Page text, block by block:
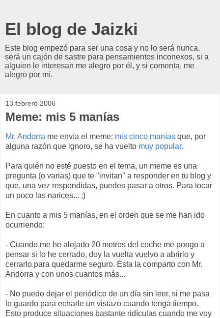
El blog de Jaizki
Este blog empezó para ser una cosa y no lo será nunca,
será un cajón de sastre para pensamientos inconexos, si a
alguien le interesan me alegro por él, y si comenta, me
alegro por mí.
13 febrero 2006
Meme: mis 5 manías
Mr. Andorra me envía el meme: mis cinco manías que, por
alguna razón que ignoro, se ha vuelto muy popular.
Para quién no esté puesto en el tema, un meme es una
pregunta (o varias) que te "invitan" a responder en tu blog y
que, una vez respondidas, puedes pasar a otros. Para tocar
un poco las narices... ;)
En cuanto a mis 5 manías, en el orden que se me han ido
ocurriendo:
- Cuando me he alejado 20 metros del coche me pongo a
pensar si lo he cerrado, doy la vuelta vuelvo a abrirlo y
cerrarlo para quedarme seguro. Ésta la comparto con Mr.
Andorra y con unos cuantos más...
- No puedo dejar el periódico de un día sin leer, si me pasa
lo guardo para echarle un vistazo cuando tenga tiempo.
Esto produce situaciones bastante ridículas cuando me voy